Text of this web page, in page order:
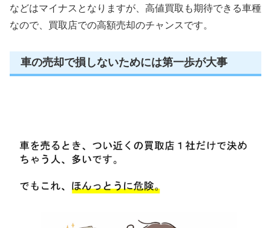
などはマイナスとなりますが、高値買取も期待できる車種
なので、買取店での高額売却のチャンスです。
車の売却で損しないためには第一歩が大事